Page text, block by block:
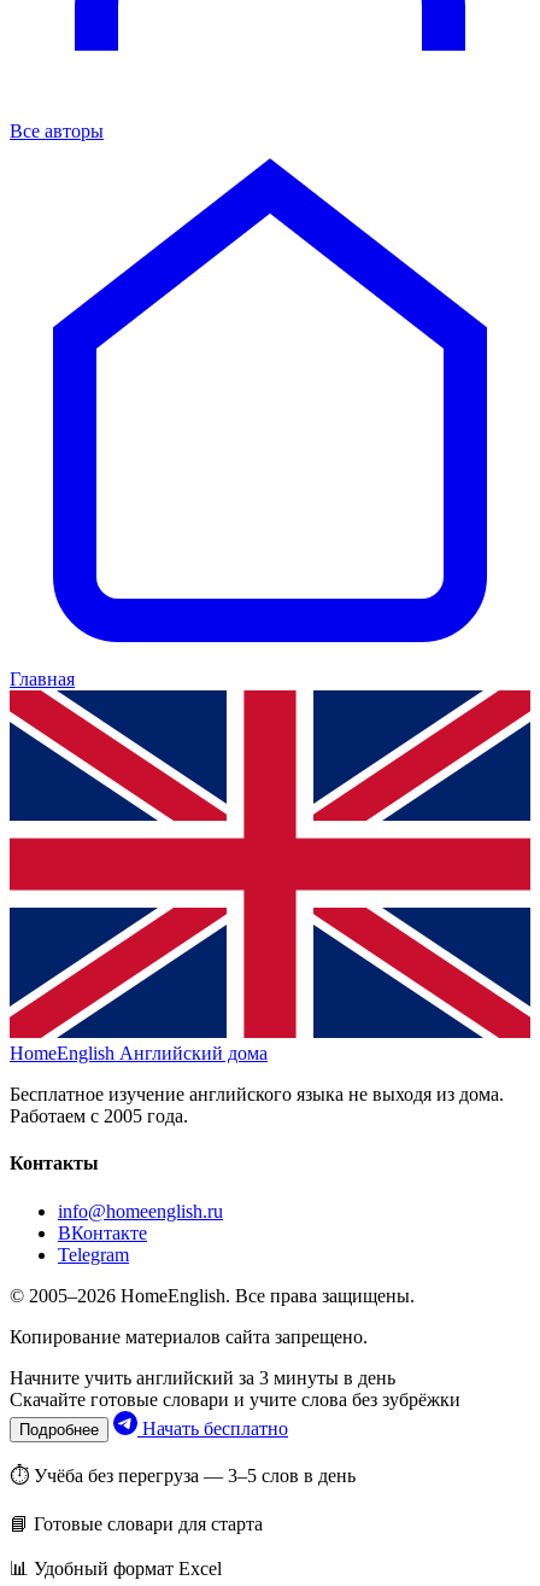
Все авторы
Главная
HomeEnglish Английский дома
Бесплатное изучение английского языка не выходя из дома.
Работаем с 2005 года.
Контакты
info@homeenglish.ru
ВКонтакте
Telegram
© 2005–2026 HomeEnglish. Все права защищены.
Копирование материалов сайта запрещено.
Начните учить английский за 3 минуты в день
Скачайте готовые словари и учите слова без зубрёжки
Подробнее Начать бесплатно
⏱ Учёба без перегруза — 3–5 слов в день
📘 Готовые словари для старта
📊 Удобный формат Excel